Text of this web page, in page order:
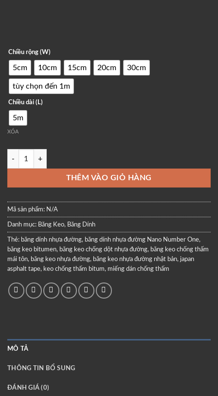
Chiều rộng (W)
5cm 10cm 15cm 20cm 30cm
tùy chọn đến 1m
Chiều dài (L)
5m
XÓA
Băng Dính Nhựa Đường Nano Number One - Chống Thấm, Chịu
THÊM VÀO GIỎ HÀNG
Mã sản phẩm: N/A
Danh mục: Băng Keo, Băng Dính
Thẻ: băng dính nhựa đường, băng dính nhựa đường Nano Number One,
băng keo bitumen, băng keo chống dột nhựa đường, băng keo chống thấm
mái tôn, băng keo nhựa đường, băng keo nhựa đường nhật bản, japan
asphalt tape, keo chống thấm bitum, miếng dán chống thấm
MÔ TẢ
THÔNG TIN BỔ SUNG
ĐÁNH GIÁ (0)